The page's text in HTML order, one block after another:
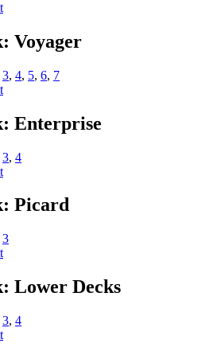
Voyager
3, 4, 5, 6, 7
Enterprise
3, 4
Picard
3
Lower Decks
3, 4